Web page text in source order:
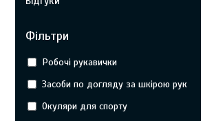
Фільтри
Робочі рукавички
Засоби по догляду за шкірою рук
Окуляри для спорту